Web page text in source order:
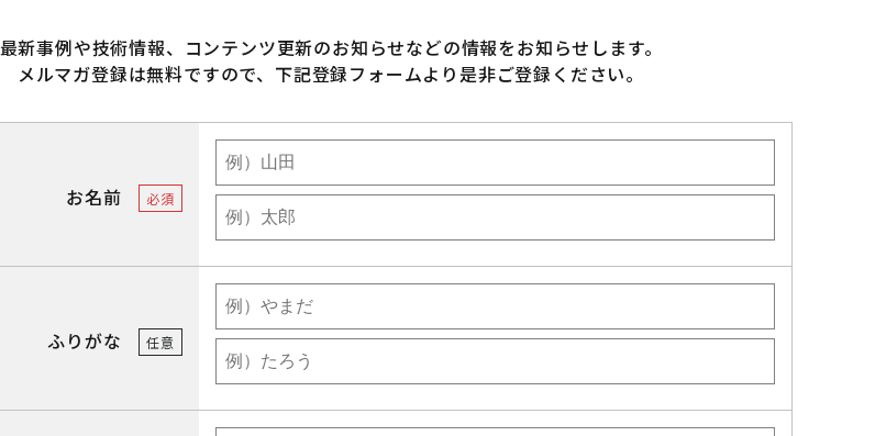
最新事例や技術情報、コンテンツ更新のお知らせなどの情報をお知らせします。
メルマガ登録は無料ですので、下記登録フォームより是非ご登録ください。
お名前 必須
ふりがな 任意